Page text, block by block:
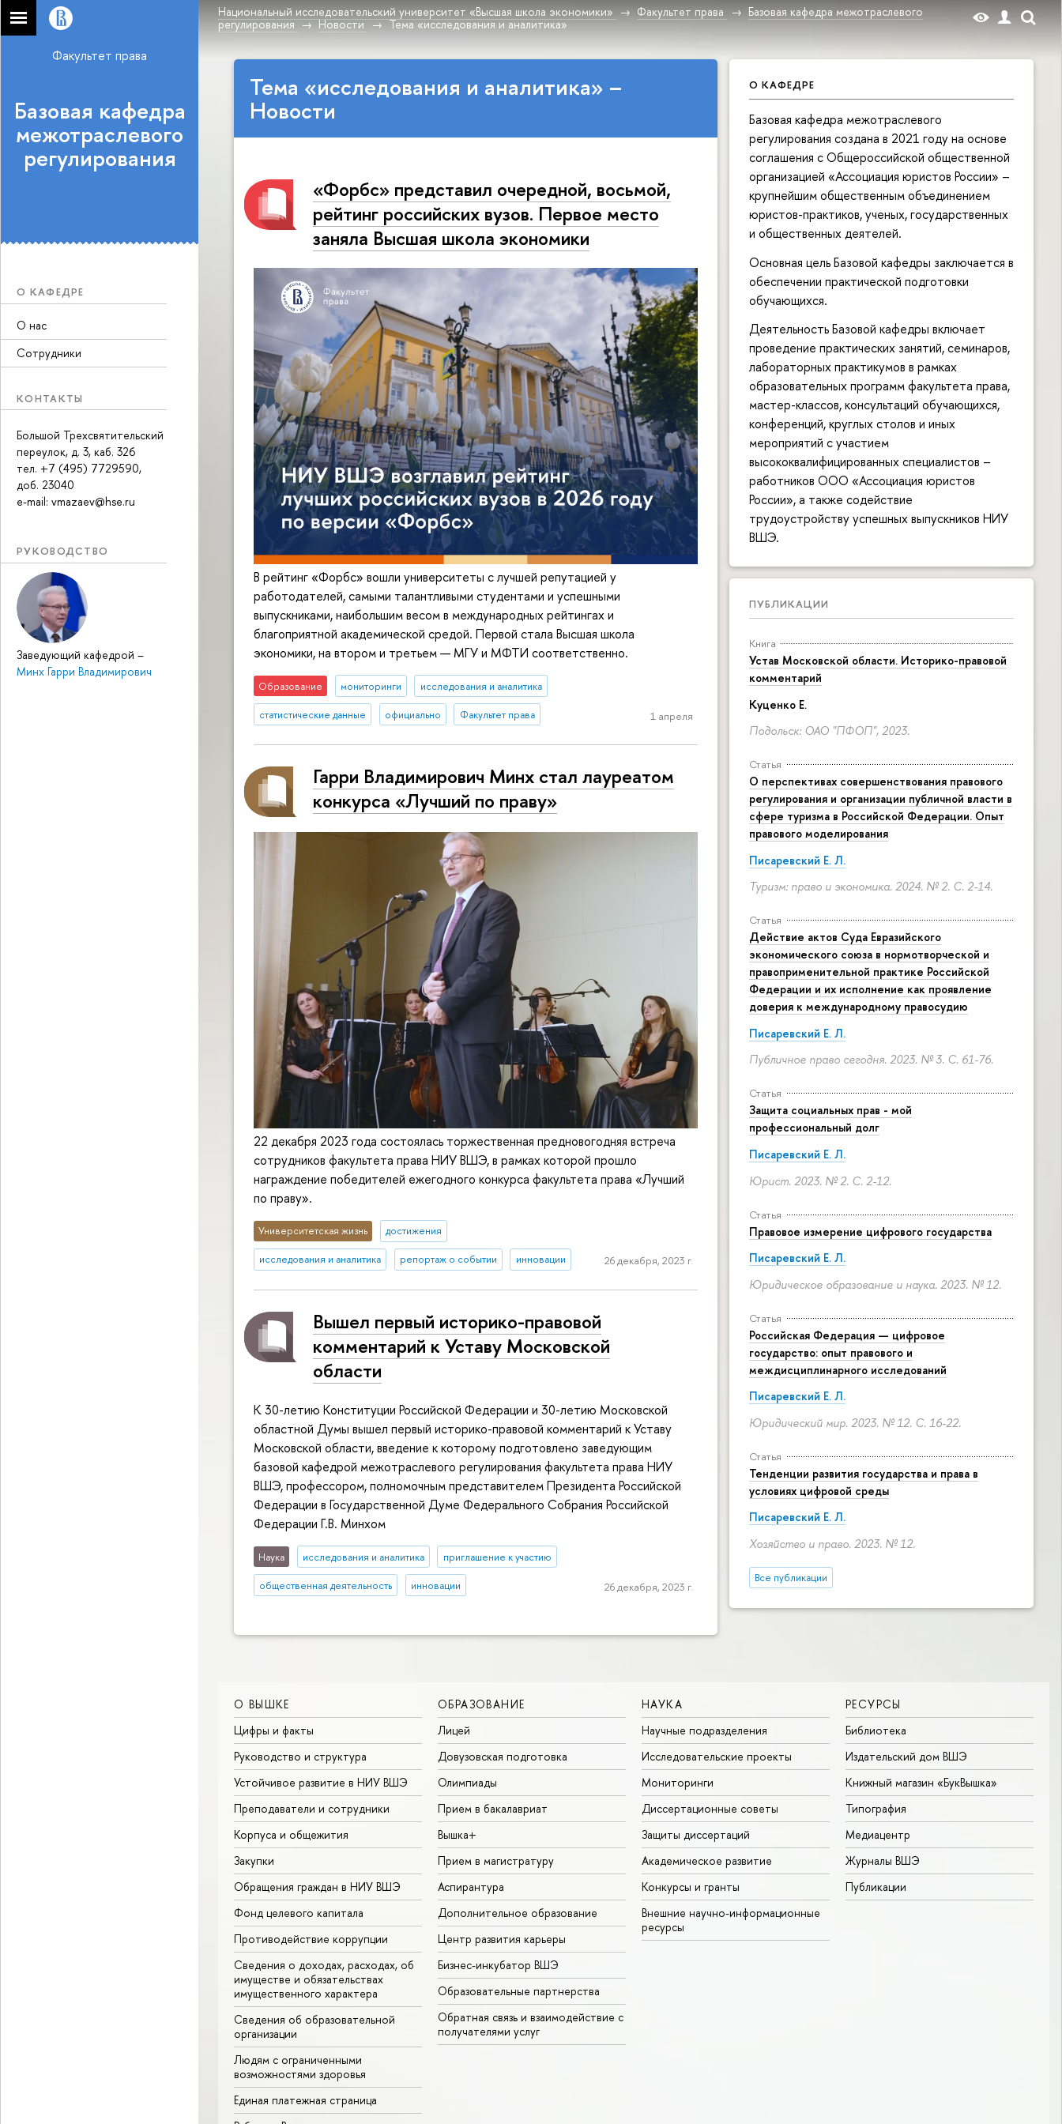
Национальный исследовательский университет «Высшая школа экономики» Факультет права
Базовая кафедра межотраслевого
регулирования
Новости Тема «исследования и аналитика»
Факультет права
Базовая кафедра
межотраслевого
регулирования
О КАФЕДРЕ
О нас
Сотрудники
КОНТАКТЫ
Большой Трехсвятительский
переулок, д. 3, каб. 326
тел. +7 (495) 7729590,
доб. 23040
e-mail: vmazaev@hse.ru
РУКОВОДСТВО
Заведующий кафедрой –
Минх Гарри Владимирович
О КАФЕДРЕ
Базовая кафедра межотраслевого
регулирования создана в 2021 году на основе
соглашения с Общероссийской общественной
организацией «Ассоциация юристов России» –
крупнейшим общественным объединением
юристов-практиков, ученых, государственных
и общественных деятелей.
Основная цель Базовой кафедры заключается в
обеспечении практической подготовки
обучающихся.
Деятельность Базовой кафедры включает
проведение практических занятий, семинаров,
лабораторных практикумов в рамках
образовательных программ факультета права,
мастер-классов, консультаций обучающихся,
конференций, круглых столов и иных
мероприятий с участием
высококвалифицированных специалистов –
работников ООО «Ассоциация юристов
России», а также содействие
трудоустройству успешных выпускников НИУ
ВШЭ.
ПУБЛИКАЦИИ
Книга
Устав Московской области. Историко-правовой
комментарий
Куценко Е.
Подольск: ОАО "ПФОП", 2023.
Статья
О перспективах совершенствования правового
регулирования и организации публичной власти в
сфере туризма в Российской Федерации. Опыт
правового моделирования
Писаревский Е. Л.
Туризм: право и экономика. 2024. № 2. С. 2-14.
Статья
Действие актов Суда Евразийского
экономического союза в нормотворческой и
правоприменительной практике Российской
Федерации и их исполнение как проявление
доверия к международному правосудию
Писаревский Е. Л.
Публичное право сегодня. 2023. № 3. С. 61-76.
Статья
Защита социальных прав - мой
профессиональный долг
Писаревский Е. Л.
Юрист. 2023. № 2. С. 2-12.
Статья
Правовое измерение цифрового государства
Писаревский Е. Л.
Юридическое образование и наука. 2023. № 12.
Статья
Российская Федерация — цифровое
государство: опыт правового и
междисциплинарного исследований
Писаревский Е. Л.
Юридический мир. 2023. № 12. С. 16-22.
Статья
Тенденции развития государства и права в
условиях цифровой среды
Писаревский Е. Л.
Хозяйство и право. 2023. № 12.
Все публикации
Тема «исследования и аналитика» –
Новости
«Форбс» представил очередной, восьмой,
рейтинг российских вузов. Первое место
заняла Высшая школа экономики
В рейтинг «Форбс» вошли университеты с лучшей репутацией у
работодателей, самыми талантливыми студентами и успешными
выпускниками, наибольшим весом в международных рейтингах и
благоприятной академической средой. Первой стала Высшая школа
экономики, на втором и третьем — МГУ и МФТИ соответственно.
Образование мониторинги исследования и аналитика
статистические данные официально Факультет права 1 апреля
Гарри Владимирович Минх стал лауреатом
конкурса «Лучший по праву»
22 декабря 2023 года состоялась торжественная предновогодняя встреча
сотрудников факультета права НИУ ВШЭ, в рамках которой прошло
награждение победителей ежегодного конкурса факультета права «Лучший
по праву».
Университетская жизнь достижения
исследования и аналитика репортаж о событии инновации 26 декабря, 2023 г.
Вышел первый историко-правовой
комментарий к Уставу Московской
области
К 30-летию Конституции Российской Федерации и 30-летию Московской
областной Думы вышел первый историко-правовой комментарий к Уставу
Московской области, введение к которому подготовлено заведующим
базовой кафедрой межотраслевого регулирования факультета права НИУ
ВШЭ, профессором, полномочным представителем Президента Российской
Федерации в Государственной Думе Федерального Собрания Российской
Федерации Г.В. Минхом
Наука исследования и аналитика приглашение к участию
общественная деятельность инновации 26 декабря, 2023 г.
О ВЫШКЕ
Цифры и факты
Руководство и структура
Устойчивое развитие в НИУ ВШЭ
Преподаватели и сотрудники
Корпуса и общежития
Закупки
Обращения граждан в НИУ ВШЭ
Фонд целевого капитала
Противодействие коррупции
Сведения о доходах, расходах, об
имуществе и обязательствах
имущественного характера
Сведения об образовательной
организации
Людям с ограниченными
возможностями здоровья
Единая платежная страница
ОБРАЗОВАНИЕ
Лицей
Довузовская подготовка
Олимпиады
Прием в бакалавриат
Вышка+
Прием в магистратуру
Аспирантура
Дополнительное образование
Центр развития карьеры
Бизнес-инкубатор ВШЭ
Образовательные партнерства
Обратная связь и взаимодействие с
получателями услуг
НАУКА
Научные подразделения
Исследовательские проекты
Мониторинги
Диссертационные советы
Защиты диссертаций
Академическое развитие
Конкурсы и гранты
Внешние научно-информационные
ресурсы
РЕСУРСЫ
Библиотека
Издательский дом ВШЭ
Книжный магазин «БукВышка»
Типография
Медиацентр
Журналы ВШЭ
Публикации